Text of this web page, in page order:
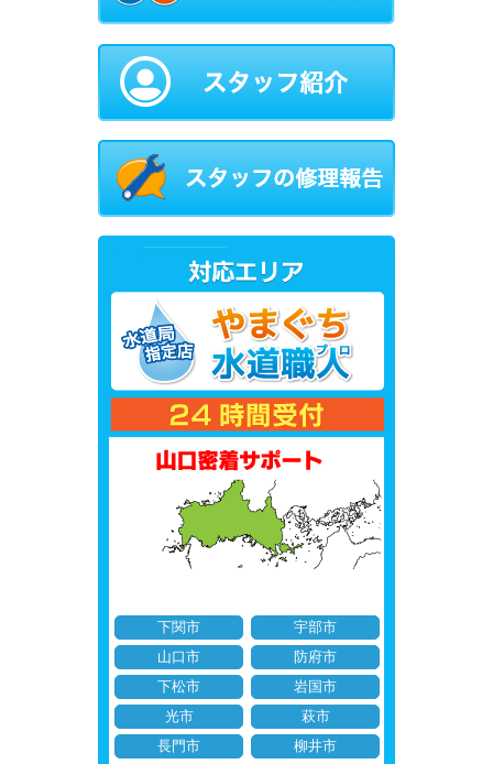
下関市
宇部市
山口市
防府市
下松市
岩国市
光市
萩市
長門市
柳井市